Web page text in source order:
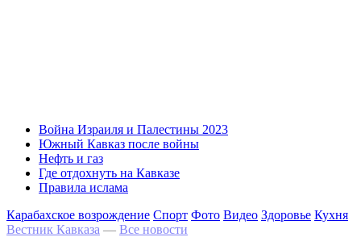
Война Израиля и Палестины 2023
Южный Кавказ после войны
Нефть и газ
Где отдохнуть на Кавказе
Правила ислама
Карабахское возрождение Спорт Фото Видео Здоровье Кухня
Вестник Кавказа — Все новости